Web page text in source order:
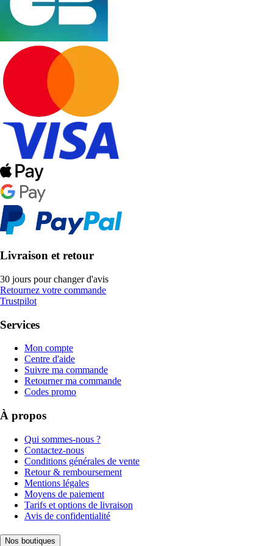
Livraison et retour
30 jours pour changer d'avis
Retournez votre commande
Trustpilot
Services
Mon compte
Centre d'aide
Suivre ma commande
Retourner ma commande
Codes promo
À propos
Qui sommes-nous ?
Contactez-nous
Conditions générales de vente
Retour & remboursement
Mentions légales
Moyens de paiement
Tarifs et options de livraison
Avis de confidentialité
Nos boutiques